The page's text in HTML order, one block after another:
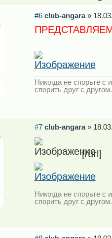
#6 club-angara»
Никогда не спорьте с
спорить друг с другом.
#7 club-angara»
[/url]
Никогда не спорьте с
спорить друг с другом.